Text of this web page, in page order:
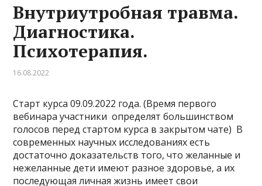
Внутриутробная травма.
Диагностика.
Психотерапия.
16.08.2022
Старт курса 09.09.2022 года. (Время первого
вебинара участники определят большинством
голосов перед стартом курса в закрытом чате) В
современных научных исследованиях есть
достаточно доказательств того, что желанные и
нежеланные дети имеют разное здоровье, а их
последующая личная жизнь имеет свои